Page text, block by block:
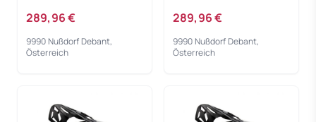
289,96 €
9990 Nußdorf Debant,
Österreich
289,96 €
9990 Nußdorf Debant,
Österreich